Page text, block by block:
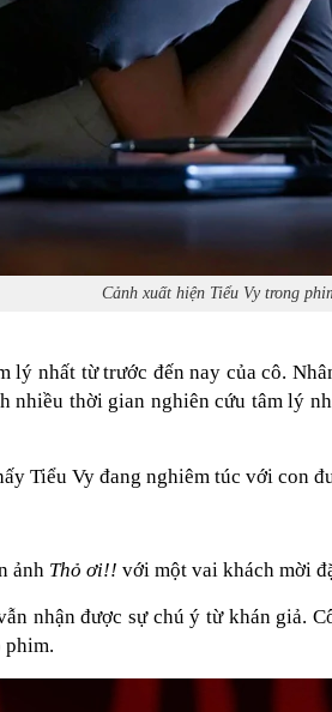
Cảnh xuất hiện Tiểu Vy trong
lý nhất từ trước đến nay của cô.
nhiều thời gian nghiên cứu tâm lý
Tiểu Vy đang nghiêm túc với con
ảnh Thỏ ơi!! với một vai khách mời
nhận được sự chú ý từ khán giả.
phim.